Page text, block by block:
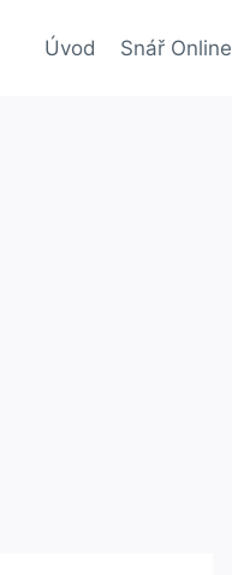
Úvod Snář Online